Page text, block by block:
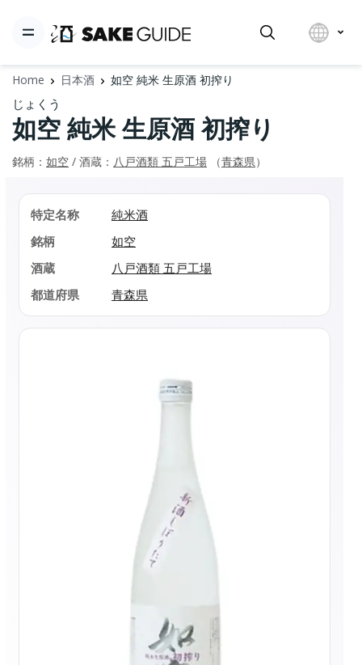
Home 日本酒 如空 純米 生原酒 初搾り
じょくう
如空 純米 生原酒 初搾り
銘柄： 如空 / 酒蔵： 八戸酒類 五戸工場 （青森県）
特定名称
純米酒
銘柄
如空
酒蔵
八戸酒類 五戸工場
都道府県
青森県